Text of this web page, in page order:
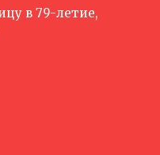
в 79-летие,